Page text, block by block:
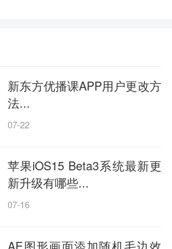
新东方优播课APP用户更改方
法...
07-22
苹果iOS15 Beta3系统最新更
新升级有哪些...
07-16